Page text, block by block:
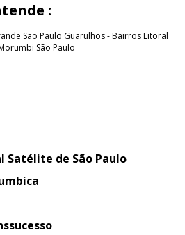
:
São Paulo Guarulhos - BairrosLitoral
São Paulo
Satélite de São Paulo